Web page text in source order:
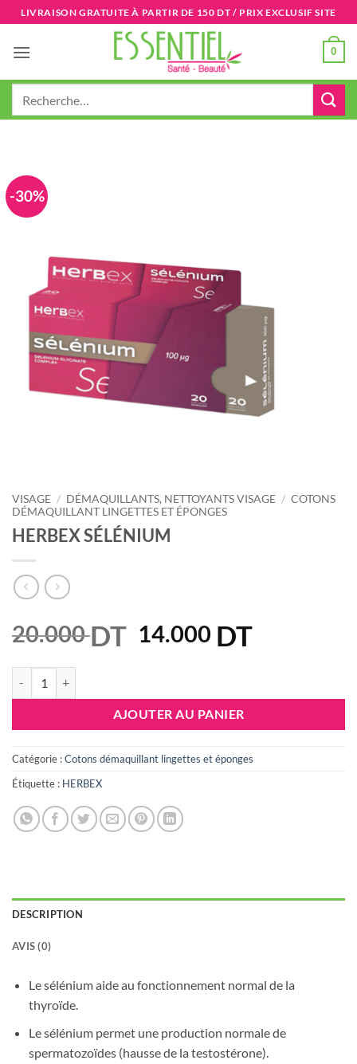
Passer
au
contenu
LIVRAISON GRATUITE À PARTIR DE 150 DT / PRIX EXCLUSIF SITE
0
-30%
VISAGE / DÉMAQUILLANTS, NETTOYANTS VISAGE / COTONS
DÉMAQUILLANT LINGETTES ET ÉPONGES
HERBEX SÉLÉNIUM
20.000DT Le
était :
20.000 DT.
14.000 DTLe
est :
AJOUTER AU PANIER
Catégorie :Cotons démaquillant lingettes et éponges
Étiquette : HERBEX
DESCRIPTION
AVIS (0)
Le sélénium aide au fonctionnement normal de la
thyroïde.
Le sélénium permet une production normale de
spermatozoïdes (hausse de la testostérone).